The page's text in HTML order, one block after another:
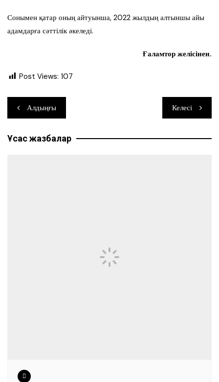
Сонымен қатар оның айтуынша, 2022 жылдың алтыншы айы
адамдарға сәттілік әкеледі.
Ғаламтор желісінен.
Post Views: 107
Навигация
по
записям
Алдыңғы Келесі
Ұқсас жазбалар